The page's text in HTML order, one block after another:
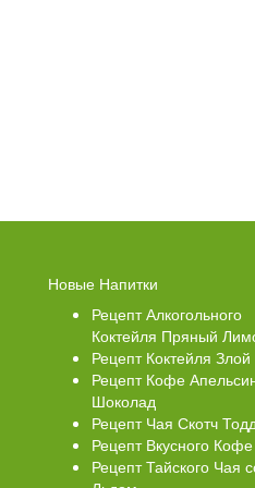
Торт Медовик Карамельный
Новые Напитки
Рецепт Алкогольного
Коктейля Пряный
Рецепт Коктейля
Рецепт Кофе
Шоколад
Рецепт Чая Скотч
Рецепт Вкусного Кофе
Рецепт Тайского Чая